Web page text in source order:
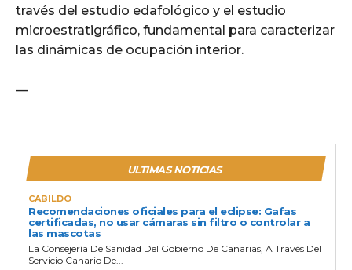
través del estudio edafológico y el estudio
microestratigráfico, fundamental para caracterizar
las dinámicas de ocupación interior.
—
ULTIMAS NOTICIAS
CABILDO
Recomendaciones oficiales para el eclipse: Gafas
certificadas, no usar cámaras sin filtro o controlar a
las mascotas
La Consejería De Sanidad Del Gobierno De Canarias, A Través Del
Servicio Canario De...